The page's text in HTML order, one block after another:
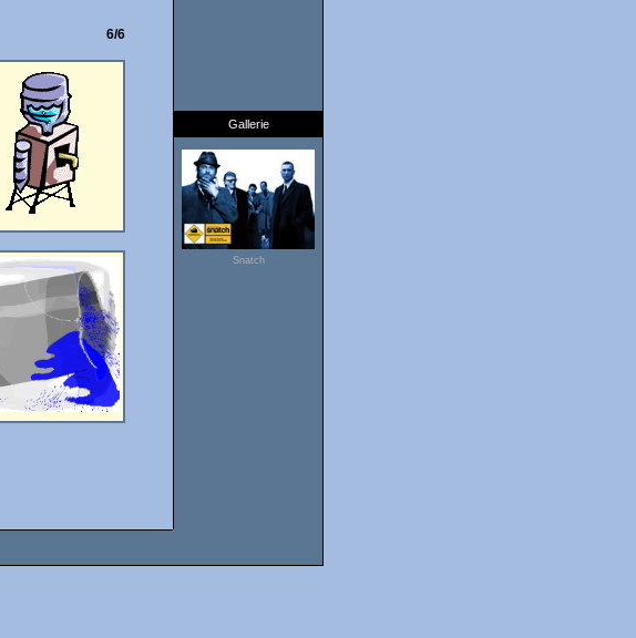
6/6
Gallerie
Snatch